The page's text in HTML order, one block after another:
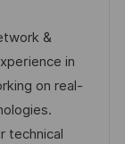
&
in
on real-
technical